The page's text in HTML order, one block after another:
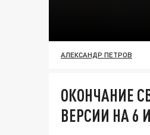
АЛЕКСАНДР ПЕТРОВ
ОКОНЧАНИЕ
ВЕРСИИ НА 6